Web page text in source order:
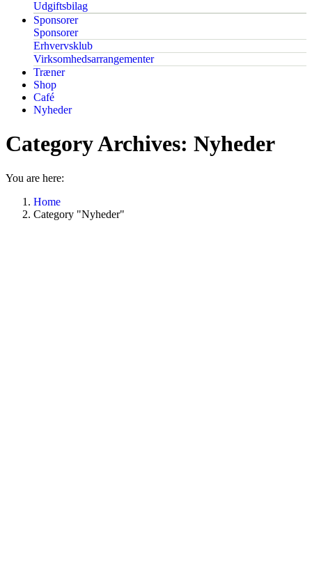
Udgiftsbilag
Sponsorer
Sponsorer
Erhvervsklub
Virksomhedsarrangementer
Træner
Shop
Café
Nyheder
Category Archives: Nyheder
You are here:
Home
Category "Nyheder"